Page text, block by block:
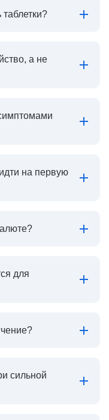
а не
на первую
для
сильной